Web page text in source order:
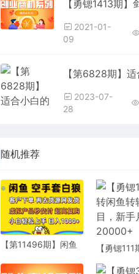
2021-01-
09
2023-07-
28
随机推荐
【第11496期】闲鱼
再去货源网发货 秒交
【勇锶